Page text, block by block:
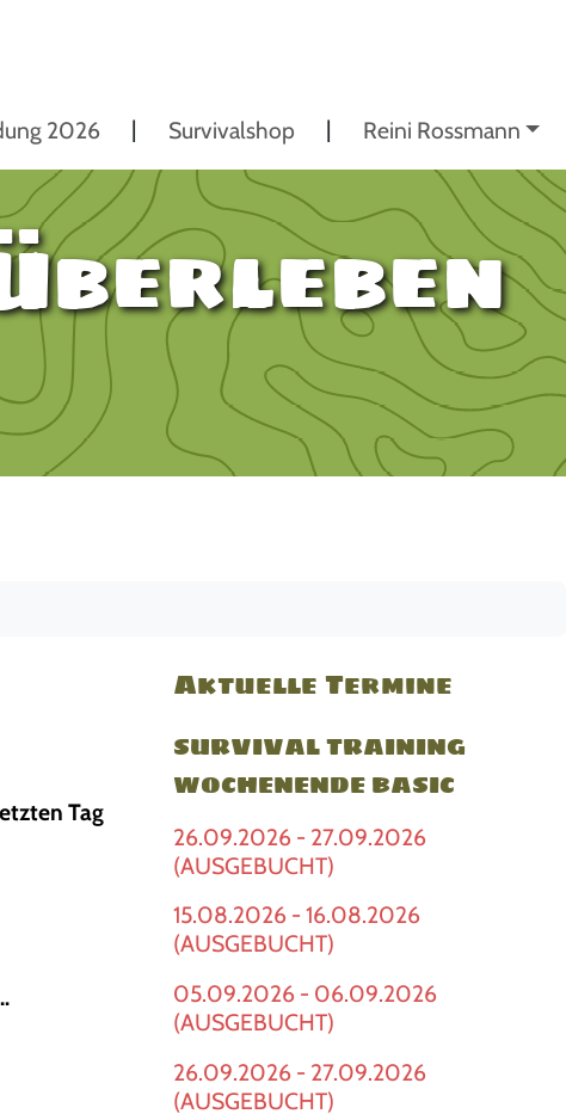
2026 Survivalshop Reini Rossmann
Tag
Aktuelle Termine
SURVIVAL TRAINING
WOCHENENDE BASIC
26.09.2026 - 27.09.2026
(AUSGEBUCHT)
15.08.2026 - 16.08.2026
(AUSGEBUCHT)
05.09.2026 - 06.09.2026
(AUSGEBUCHT)
26.09.2026 - 27.09.2026
(AUSGEBUCHT)